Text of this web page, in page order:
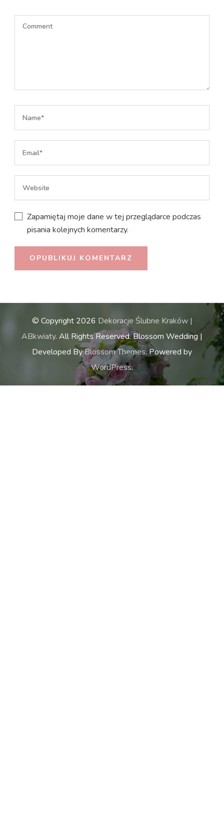
Zapamiętaj moje dane w tej przeglądarce podczas
pisania kolejnych komentarzy.
© Copyright 2026 Dekoracje Ślubne Kraków |
ABkwiaty. All Rights Reserved.Blossom Wedding |
Developed ByBlossom Themes. Powered by
WordPress.